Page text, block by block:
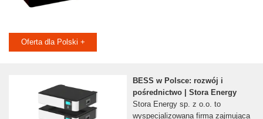
Oferta dla Polski +
BESS w Polsce: rozwój i
pośrednictwo | Stora Energy
Stora Energy sp. z o.o. to
wyspecjalizowana firma zajmująca